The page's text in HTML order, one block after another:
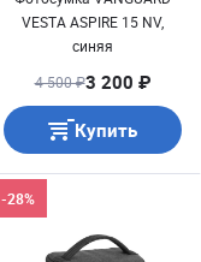
VESTA ASPIRE 15 NV,
синяя
4 500 ₽3 200 ₽
Купить
-28%